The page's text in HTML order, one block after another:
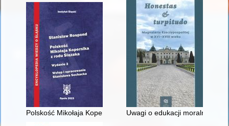
Polskość Mikołaja Kopernika z rodu ŚlązakaUwagi o edukacji moralnej